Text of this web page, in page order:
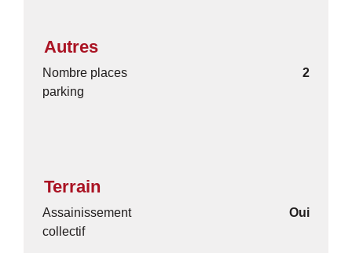
Autres
Nombre places
parking
2
Terrain
Assainissement
collectif
Oui